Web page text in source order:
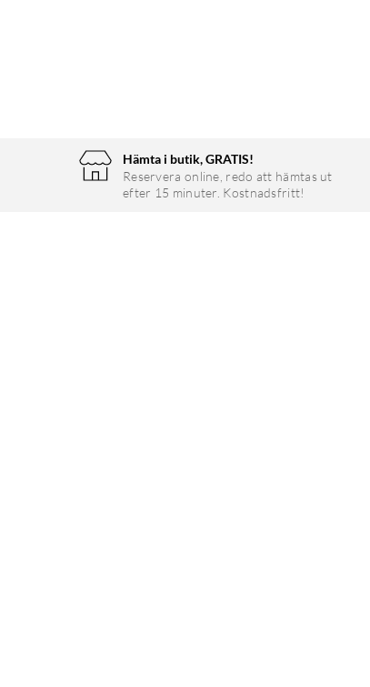
Hämta i butik, GRATIS!
Reservera online, redo att hämtas ut
efter 15 minuter. Kostnadsfritt!